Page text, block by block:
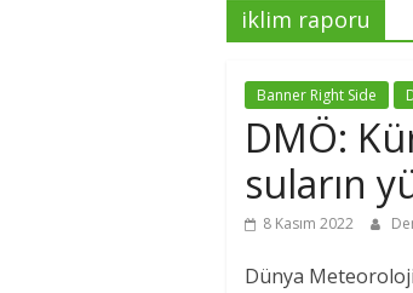
iklim raporu
Banner Right Side
DMÖ:
suların
8 Kasım 2022
Dünya